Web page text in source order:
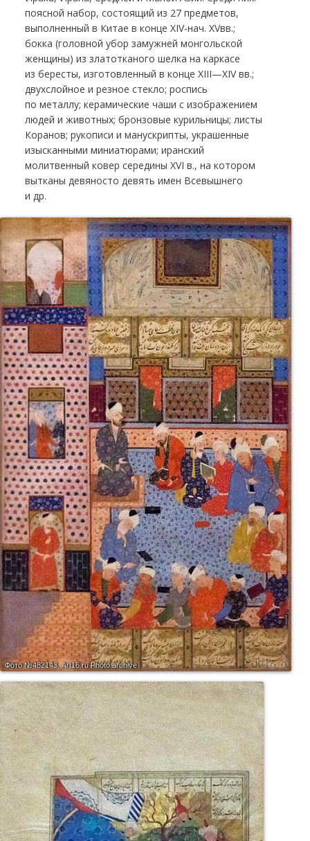
поясной набор, состоящий из 27 предметов,
выполненный в Китае в конце ХIV-нач. XVвв.;
бокка (головной убор замужней монгольской
женщины) из златотканого шелка на каркасе
из бересты, изготовленный в конце XIII—XIV вв.;
двухслойное и резное стекло; роспись
по металлу; керамические чаши с изображением
людей и животных; бронзовые курильницы; листы
Коранов; рукописи и манускрипты, украшенные
изысканными миниатюрами; иранский
молитвенный ковер середины XVI в., на котором
вытканы девяносто девять имен Всевышнего
и др.
Фото №482143.Art16.ru Photo archive